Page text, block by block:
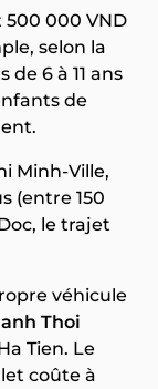
000 VND
selon la
de 6 à 11 ans
de
Minh-Ville,
(entre 150
le trajet
véhicule
Thoi
Tien. Le
coûte à